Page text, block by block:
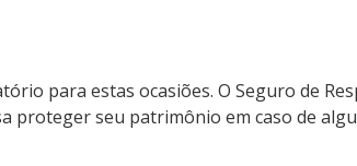
para estas ocasiões. O Seguro de
proteger seu patrimônio em caso de